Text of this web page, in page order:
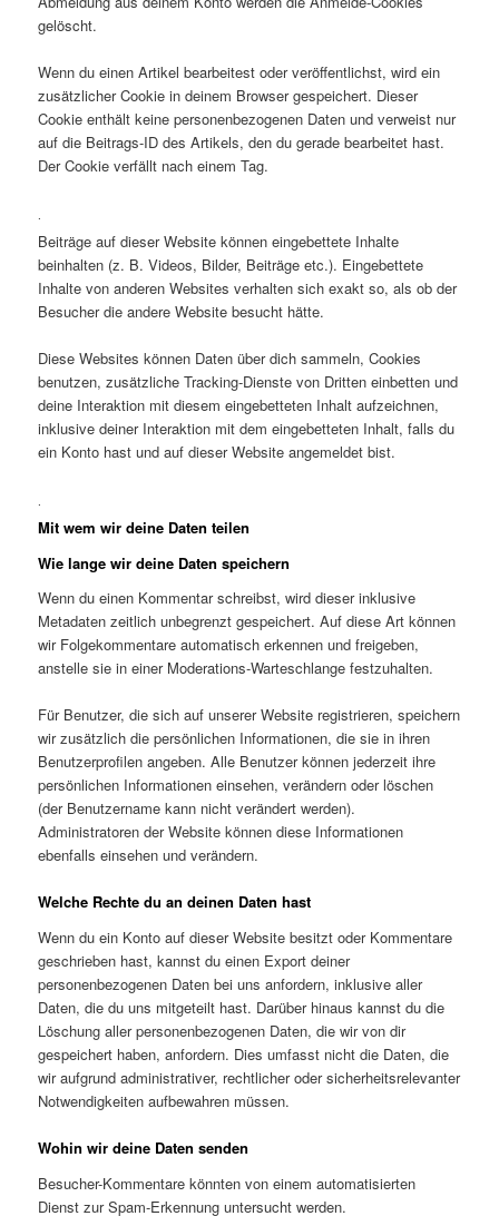
gelöscht.
Wenn du einen Artikel bearbeitest oder veröffentlichst, wird ein
zusätzlicher Cookie in deinem Browser gespeichert. Dieser
Cookie enthält keine personenbezogenen Daten und verweist nur
auf die Beitrags-ID des Artikels, den du gerade bearbeitet hast.
Der Cookie verfällt nach einem Tag.
Beiträge auf dieser Website können eingebettete Inhalte
beinhalten (z. B. Videos, Bilder, Beiträge etc.). Eingebettete
Inhalte von anderen Websites verhalten sich exakt so, als ob der
Besucher die andere Website besucht hätte.
Diese Websites können Daten über dich sammeln, Cookies
benutzen, zusätzliche Tracking-Dienste von Dritten einbetten und
deine Interaktion mit diesem eingebetteten Inhalt aufzeichnen,
inklusive deiner Interaktion mit dem eingebetteten Inhalt, falls du
ein Konto hast und auf dieser Website angemeldet bist.
.
Mit wem wir deine Daten teilen
Wie lange wir deine Daten speichern
Wenn du einen Kommentar schreibst, wird dieser inklusive
Metadaten zeitlich unbegrenzt gespeichert. Auf diese Art können
wir Folgekommentare automatisch erkennen und freigeben,
anstelle sie in einer Moderations-Warteschlange festzuhalten.
Für Benutzer, die sich auf unserer Website registrieren, speichern
wir zusätzlich die persönlichen Informationen, die sie in ihren
Benutzerprofilen angeben. Alle Benutzer können jederzeit ihre
persönlichen Informationen einsehen, verändern oder löschen
(der Benutzername kann nicht verändert werden).
Administratoren der Website können diese Informationen
ebenfalls einsehen und verändern.
Welche Rechte du an deinen Daten hast
Wenn du ein Konto auf dieser Website besitzt oder Kommentare
geschrieben hast, kannst du einen Export deiner
personenbezogenen Daten bei uns anfordern, inklusive aller
Daten, die du uns mitgeteilt hast. Darüber hinaus kannst du die
Löschung aller personenbezogenen Daten, die wir von dir
gespeichert haben, anfordern. Dies umfasst nicht die Daten, die
wir aufgrund administrativer, rechtlicher oder sicherheitsrelevanter
Notwendigkeiten aufbewahren müssen.
Wohin wir deine Daten senden
Besucher-Kommentare könnten von einem automatisierten
Dienst zur Spam-Erkennung untersucht werden.